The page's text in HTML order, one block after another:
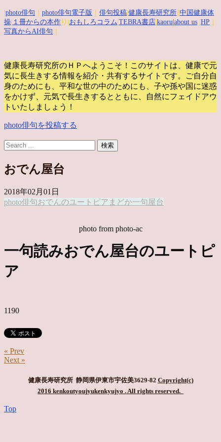
photo俳句 photo俳句電子版 俳句投稿 健康長寿研究所 中国健康体
操 １冊からの本作 り| おもしろコラム TEBRA書店 kaoru |about us HP
写真からAI俳句
健康長寿研究所のＨＰへようこそ！このサイトは、健康で元
気に長生きする情報を紹介・共有するサイトです。
ご自分自
身のためにも、平和な世の中のためにも、子や孫や国に迷惑
をかけず、元気で長生きするとともに、自然にフェイドアウ
トいたしましょう！
photo俳句を投稿する
おでん屋台
2018年02月01日
photo俳句おでんのユートピア まどか一句屋台
photo from photo-ac
一句読みおでん屋台のユートピ
ア
1190
« Prev
Next »
健康長寿研究所 静岡県伊東市宇佐美3629-82 Copyright(c)
2016 kenkoutyoujyukenkyujyo . All rights reserved.
Top